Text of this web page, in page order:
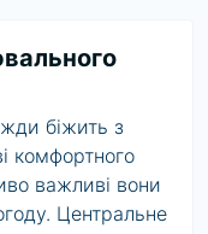
біжить з
комфортного
важливі вони
Центральне